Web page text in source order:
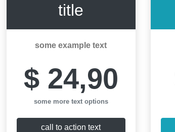
title
some example text
$ 24,90
some more text options
call to action text